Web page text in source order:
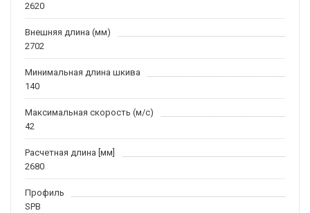
2620
Внешняя длина (мм)
2702
Минимальная длина шкива
140
Максимальная скорость (м/c)
42
Расчетная длина [мм]
2680
Профиль
SPB